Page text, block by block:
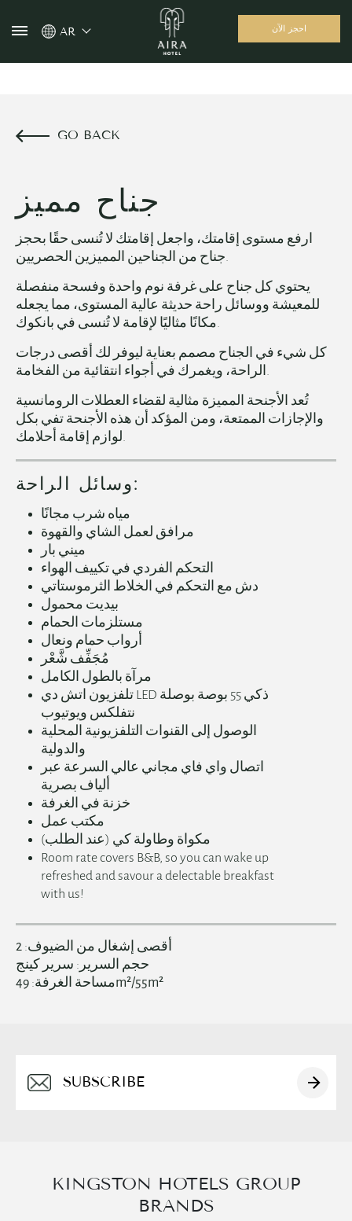
English
한국어
AR احجز الآن
GO BACK
جناح مميز
ارفع مستوى إقامتك، واجعل إقامتك لا تُنسى حقًا بحجز
جناح من الجناحين المميزين الحصريين.
يحتوي كل جناح على غرفة نوم واحدة وفسحة منفصلة
للمعيشة ووسائل راحة حديثة عالية المستوى، مما يجعله
مكانًا مثاليًا لإقامة لا تُنسى في بانكوك.
كل شيء في الجناح مصمم بعناية ليوفر لك أقصى درجات
الراحة، ويغمرك في أجواء انتقائية من الفخامة.
تُعد الأجنحة المميزة مثالية لقضاء العطلات الرومانسية
والإجازات الممتعة، ومن المؤكد أن هذه الأجنحة تفي بكل
لوازم إقامة أحلامك.
وسائل الراحة:
مياه شرب مجانًا
مرافق لعمل الشاي والقهوة
التحكم الفردي في تكييف الهواء
بيديت محمول
مستلزمات الحمام
أرواب حمام ونعال
مُجَفِّف شَّعْر
مرآة بالطول الكامل
تلفزيون اتش دي LED ذكي 55 بوصة بوصلة
نتفلكس ويوتيوب
الوصول إلى القنوات التلفزيونية المحلية
والدولية
اتصال واي فاي مجاني عالي السرعة عبر
ألياف بصرية
مكتب عمل
مكواة وطاولة كي (عند الطلب)
Room rate covers B&B, so you can wake up
refreshed and savour a delectable breakfast
with us!
أقصى إشغال من الضيوف: 2
حجم السرير: سرير كينج
مساحة الغرفة:49m²/55m²
Alternative:
KINGSTON HOTELS GROUP
BRANDS